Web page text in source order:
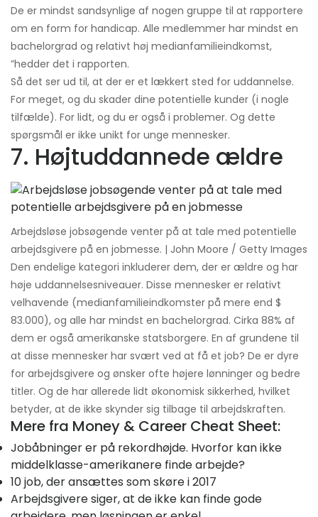
De er mindst sandsynlige af nogen gruppe til at rapportere
om en form for handicap. Alle medlemmer har mindst en
bachelorgrad og relativt høj medianfamilieindkomst,
”hedder det i rapporten.
Så det ser ud til, at der er et lækkert sted for uddannelse.
For meget, og du skader dine potentielle kunder (i nogle
tilfælde). For lidt, og du er også i problemer. Og dette
spørgsmål er ikke unikt for unge mennesker.
7. Højtuddannede ældre
Arbejdsløse jobsøgende venter på at tale med potentielle
arbejdsgivere på en jobmesse. | John Moore / Getty Images
Den endelige kategori inkluderer dem, der er ældre og har
høje uddannelsesniveauer. Disse mennesker er relativt
velhavende (medianfamilieindkomster på mere end $
83.000), og alle har mindst en bachelorgrad. Cirka 88% af
dem er også amerikanske statsborgere. En af grundene til
at disse mennesker har svært ved at få et job? De er dyre
for arbejdsgivere og ønsker ofte højere lønninger og bedre
titler. Og de har allerede lidt økonomisk sikkerhed, hvilket
betyder, at de ikke skynder sig tilbage til arbejdskraften.
Mere fra Money & Career Cheat Sheet:
Jobåbninger er på rekordhøjde. Hvorfor kan ikke
middelklasse-amerikanere finde arbejde?
10 job, der ansættes som skøre i 2017
Arbejdsgivere siger, at de ikke kan finde gode